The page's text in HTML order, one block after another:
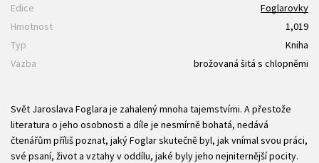
Edice
Foglarovky
Hmotnost
1,019
Typ
Kniha
Vazba
brožovaná šitá s chlopněmi
Svět Jaroslava Foglara je zahalený mnoha tajemstvími. A přestože
literatura o jeho osobnosti a díle je nesmírně bohatá, nedává
čtenářům příliš poznat, jaký Foglar skutečně byl, jak vnímal svou práci,
své psaní, život a vztahy v oddílu, jaké byly jeho nejniternější pocity.